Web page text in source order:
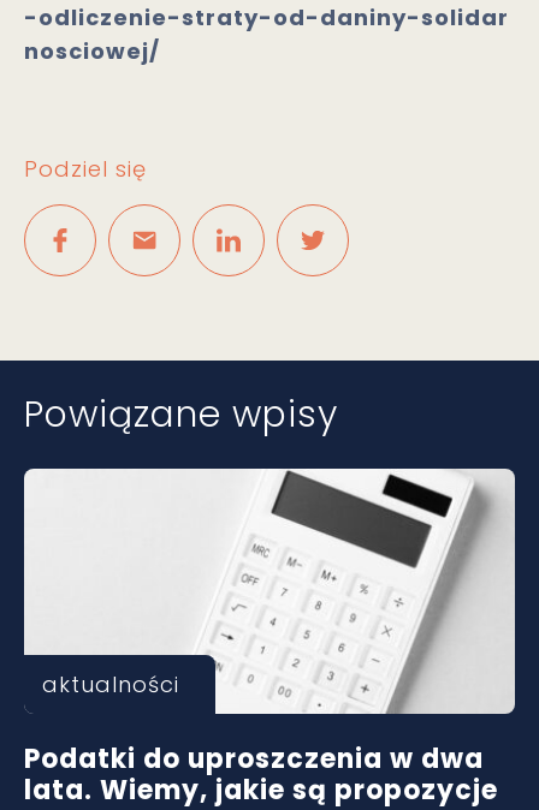
-odliczenie-straty-od-daniny-solidar
nosciowej/
Podziel się
Powiązane wpisy
aktualności
Podatki do uproszczenia w dwa
lata. Wiemy, jakie są propozycje